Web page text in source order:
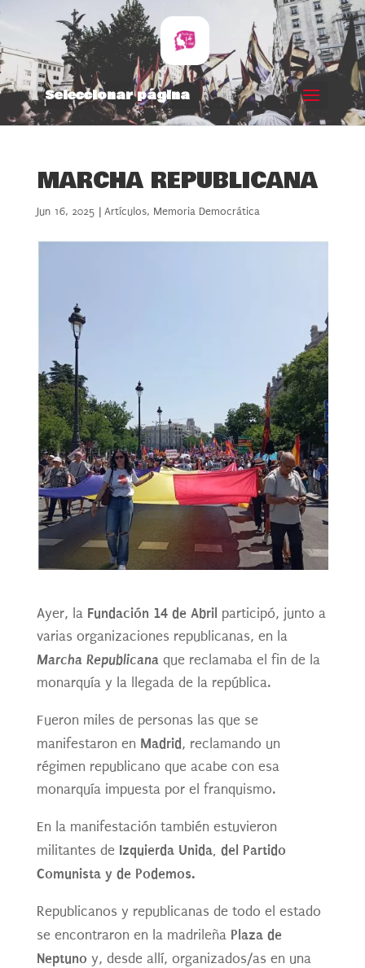
Seleccionar página
MARCHA REPUBLICANA
Jun 16, 2025 | Artículos, Memoria Democrática
Ayer, la Fundación 14 de Abril participó, junto a
varias organizaciones republicanas, en la
Marcha Republicanaque reclamaba el fin de la
monarquía y la llegada de la república.
Fueron miles de personas las que se
manifestaron en Madrid , reclamando un
régimen republicano que acabe con esa
monarquía impuesta por el franquismo.
En la manifestación también estuvieron
militantes de Izquierda Unida, del Partido
Comunista y de Podemos.
Republicanos y republicanas de todo el estado
se encontraron en la madrileña Plaza de
Neptuno y, desde allí, organizados/as en una